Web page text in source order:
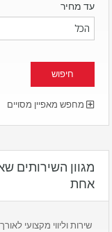
עד מחיר
הכל
מחפש מאפיין מסויים
מגוון השירותים
אחת
שירות וליווי מקצועי